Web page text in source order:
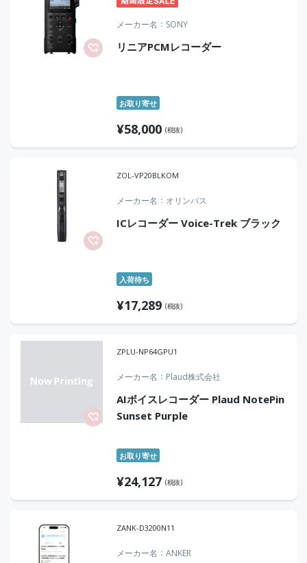
メーカー名 SONY
リニアPCMレコーダー
お取り寄せ
¥58,000 (税抜)
ZOL-VP20BLKOM
メーカー名 オリンパス
ICレコーダー Voice-Trek ブラック
入荷待ち
¥17,289 (税抜)
ZPLU-NP64GPU1
メーカー名 Plaud株式会社
AIボイスレコーダー Plaud NotePin
Sunset Purple
お取り寄せ
¥24,127 (税抜)
ZANK-D3200N11
メーカー名 ANKER